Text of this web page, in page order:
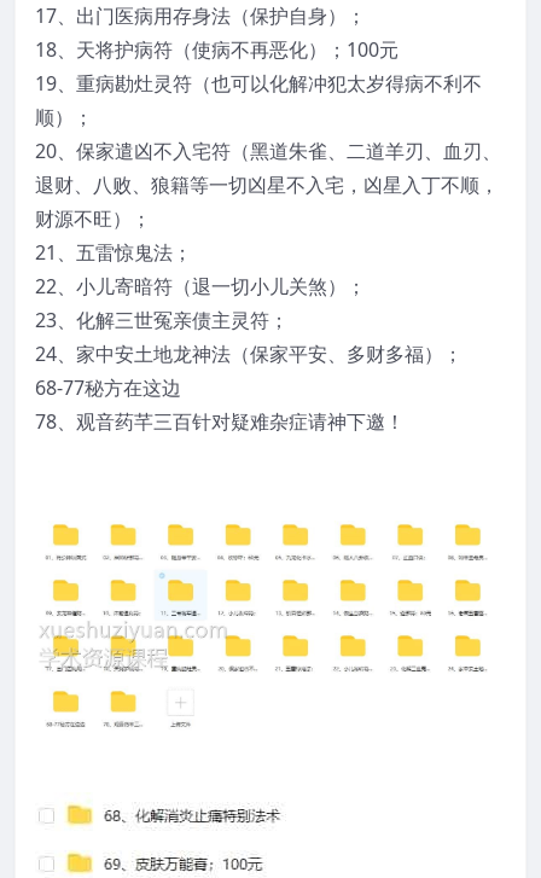
17、出门医病用存身法（保护自身）；
18、天将护病符（使病不再恶化）；100元
19、重病勘灶灵符（也可以化解冲犯太岁得病不利不
顺）；
20、保家遣凶不入宅符（黑道朱雀、二道羊刃、血刃、
退财、八败、狼籍等一切凶星不入宅，凶星入丁不顺，
财源不旺）；
21、五雷惊鬼法；
22、小儿寄暗符（退一切小儿关煞）；
23、化解三世冤亲债主灵符；
24、家中安土地龙神法（保家平安、多财多福）；
68-77秘方在这边
78、观音药芊三百针对疑难杂症请神下邀！